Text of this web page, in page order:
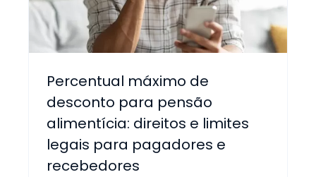
Percentual máximo de
desconto para pensão
alimentícia: direitos e limites
legais para pagadores e
recebedores